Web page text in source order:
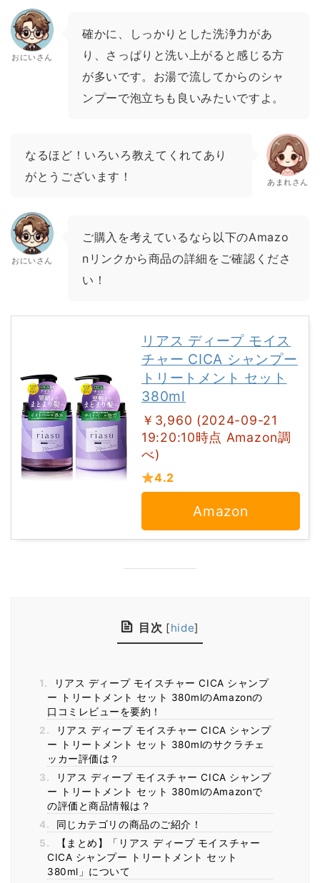
おにいさん
確かに、しっかりとした洗浄力があ
り、さっぱりと洗い上がると感じる方
が多いです。お湯で流してからのシャ
ンプーで泡立ちも良いみたいですよ。
なるほど！いろいろ教えてくれてあり
がとうございます！
あまれさん
おにいさん
ご購入を考えているなら以下のAmazo
nリンクから商品の詳細をご確認くださ
い！
リアス ディープ モイス
チャー CICA シャンプー
トリートメント セット
380ml
￥3,960 (2024-09-21
19:20:10時点 Amazon調
べ)
4.2
Amazon
目次 [hide]
1.
リアス ディープ モイスチャー CICA シャンプ
ー トリートメント セット 380mlのAmazonの
口コミレビューを要約！
2.
リアス ディープ モイスチャー CICA シャンプ
ー トリートメント セット 380mlのサクラチェ
ッカー評価は？
3.
リアス ディープ モイスチャー CICA シャンプ
ー トリートメント セット 380mlのAmazonで
の評価と商品情報は？
4.
同じカテゴリの商品のご紹介！
5.
【まとめ】「リアス ディープ モイスチャー
CICA シャンプー トリートメント セット
380ml」について